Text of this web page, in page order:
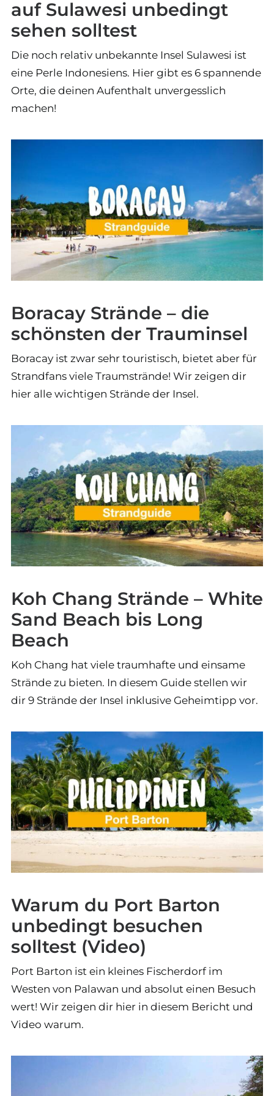
auf Sulawesi unbedingt
sehen solltest
Die noch relativ unbekannte Insel Sulawesi ist
eine Perle Indonesiens. Hier gibt es 6 spannende
Orte, die deinen Aufenthalt unvergesslich
machen!
Boracay Strände – die
schönsten der Trauminsel
Boracay ist zwar sehr touristisch, bietet aber für
Strandfans viele Traumstrände! Wir zeigen dir
hier alle wichtigen Strände der Insel.
Koh Chang Strände – White
Sand Beach bis Long
Beach
Koh Chang hat viele traumhafte und einsame
Strände zu bieten. In diesem Guide stellen wir
dir 9 Strände der Insel inklusive Geheimtipp vor.
Warum du Port Barton
unbedingt besuchen
solltest (Video)
Port Barton ist ein kleines Fischerdorf im
Westen von Palawan und absolut einen Besuch
wert! Wir zeigen dir hier in diesem Bericht und
Video warum.